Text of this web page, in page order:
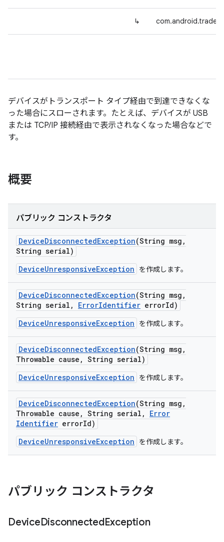
↳
デバイスがトランスポート タイプ経由で到達できなくな
った場合にスローされます。たとえば、デバイスが USB
または TCP/IP 接続経由で表示されなくなった場合などで
す。
概要
パブリック コンストラクタ
DeviceDisconnectedException(String msg ,
String serial)
DeviceUnresponsiveException
を作成します。
DeviceDisconnectedException(String msg ,
String serial , ErrorIdentifier errorId)
DeviceUnresponsiveException
を作成します。
DeviceDisconnectedException(String msg ,
Throwable cause , String serial)
DeviceUnresponsiveException
を作成します。
DeviceDisconnectedException(String msg ,
Throwable cause , String serial ,
Error
Identifier errorId)
DeviceUnresponsiveException
を作成します。
パブリック コンストラクタ
DeviceDisconnectedException